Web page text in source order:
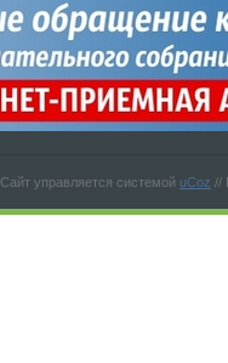
Сайт управляется системой uCoz //